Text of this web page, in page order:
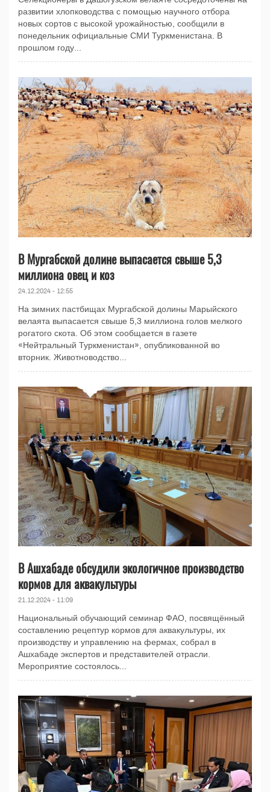
развитии хлопководства с помощью научного отбора
новых сортов с высокой урожайностью, сообщили в
понедельник официальные СМИ Туркменистана. В
прошлом году...
В Мургабской долине выпасается свыше 5,3
миллиона овец и коз
24.12.2024 - 12:55
На зимних пастбищах Мургабской долины Марыйского
велаята выпасается свыше 5,3 миллиона голов мелкого
рогатого скота. Об этом сообщается в газете
«Нейтральный Туркменистан», опубликованной во
вторник. Животноводство...
В Ашхабаде обсудили экологичное производство
кормов для аквакультуры
21.12.2024 - 11:09
Национальный обучающий семинар ФАО, посвящённый
составлению рецептур кормов для аквакультуры, их
производству и управлению на фермах, собрал в
Ашхабаде экспертов и представителей отрасли.
Мероприятие состоялось...